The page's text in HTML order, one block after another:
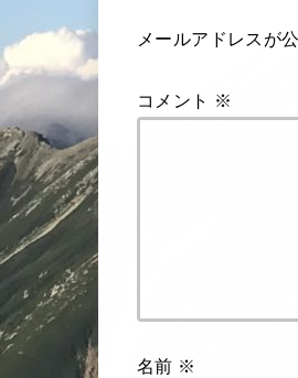
メールアドレスが
コメント ※
名前 ※